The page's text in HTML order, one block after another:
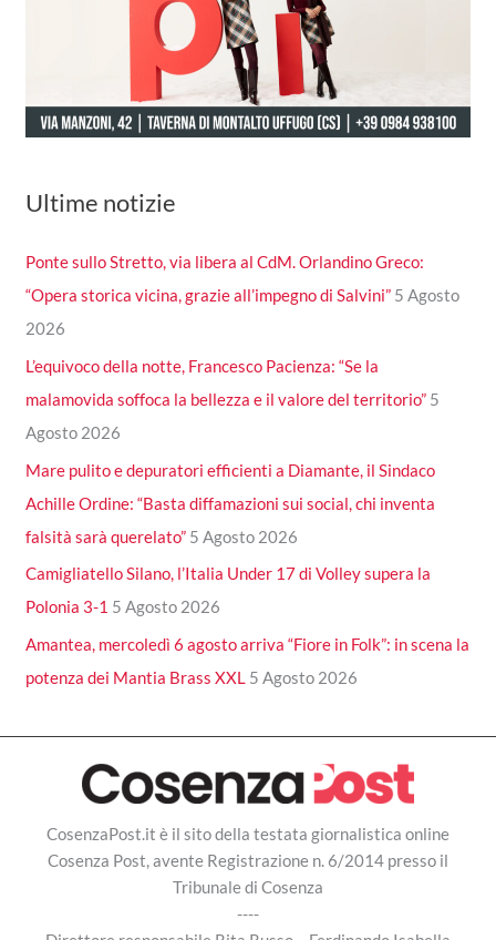
Ultime notizie
Ponte sullo Stretto, via libera al CdM. Orlandino Greco:
“Opera storica vicina, grazie all’impegno di Salvini” 5 Agosto
2026
L’equivoco della notte, Francesco Pacienza: “Se la
malamovida soffoca la bellezza e il valore del territorio” 5
Agosto 2026
Mare pulito e depuratori efficienti a Diamante, il Sindaco
Achille Ordine: “Basta diffamazioni sui social, chi inventa
falsità sarà querelato” 5 Agosto 2026
Camigliatello Silano, l’Italia Under 17 di Volley supera la
Polonia 3-1 5 Agosto 2026
Amantea, mercoledì 6 agosto arriva “Fiore in Folk”: in scena la
potenza dei Mantia Brass XXL 5 Agosto 2026
CosenzaPost.it è il sito della testata giornalistica online
Cosenza Post, avente Registrazione n. 6/2014 presso il
Tribunale di Cosenza
----